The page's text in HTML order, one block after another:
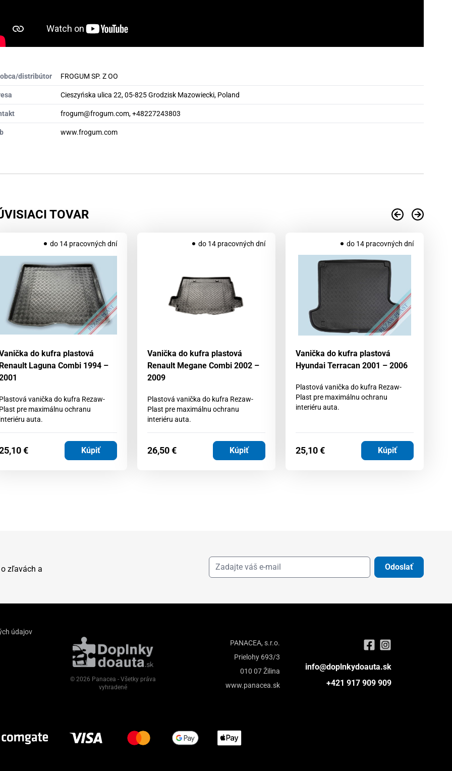
distribútor FROGUM SP. Z OO
Cieszyńska ulica 22, 05-825 Grodzisk Mazowiecki, Poland
frogum@frogum.com, +48227243803
www.frogum.com
TOVAR
do 14 pracovných dní
do kufra plastová
Laguna Combi 1994 –
vanička do kufra Rezaw-
pre maximálnu ochranu
auta.
€ Kúpiť
do 14 pracovných dní
Vanička do kufra plastová
Renault Megane Combi 2002 –
2009
Plastová vanička do kufra Rezaw-
Plast pre maximálnu ochranu
interiéru auta.
26,50€ Kúpiť
do 14 pracovných dní
Vanička do kufra plastová
Hyundai Terracan 2001 – 2006
Plastová vanička do kufra Rezaw-
Plast pre maximálnu ochranu
interiéru auta.
25,10€ Kúpiť
zľavách a Odoslať
údajov
PANACEA, s.r.o.
Prielohy 693/3
010 07 Žilina
www.panacea.sk
info@doplnkydoauta.sk
+421 917 909 909
© 2026 Panacea - Všetky práva
vyhradené